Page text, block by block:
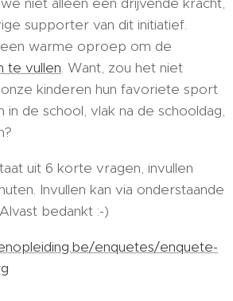
supporter van dit initiatief.
warme oproep om de
te vullen. Want, zou het niet
onze kinderen hun favoriete sport
de school, vlak na de schooldag,
uit 6 korte vragen, invullen
Invullen kan via onderstaande
bedankt :-)
enquetes/enquete-